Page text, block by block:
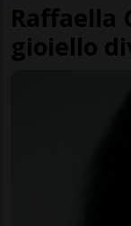
Raffaella
gioiello